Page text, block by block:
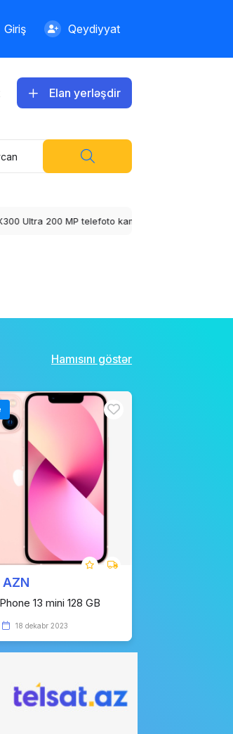
Giriş Qeydiyyat
Elan yerləşdir
Honor, peşəkar görüntü üçün ARRI ilə birləşdi
Hamısını göstər
AZN
13 mini 128 GB
18 dekabr 2023